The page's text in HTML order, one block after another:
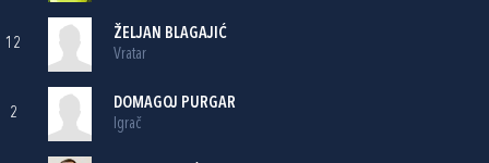
12
ŽELJAN BLAGAJIĆ
Vratar
2
DOMAGOJ PURGAR
Igrač